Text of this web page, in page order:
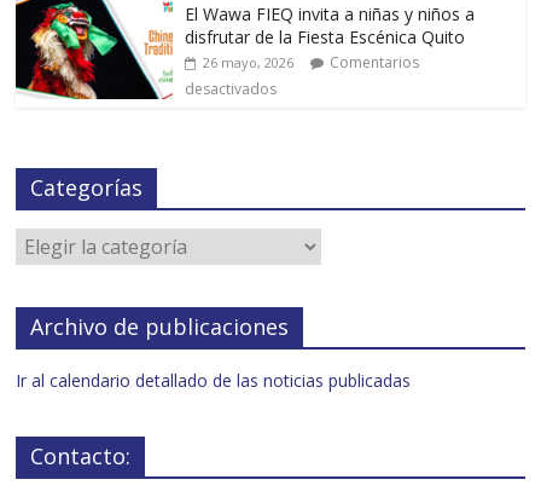
El Wawa FIEQ invita a niñas y niños a
disfrutar de la Fiesta Escénica Quito
26 mayo, 2026
Comentarios
desactivados
Categorías
Archivo de publicaciones
Ir al calendario detallado de las noticias publicadas
Contacto: